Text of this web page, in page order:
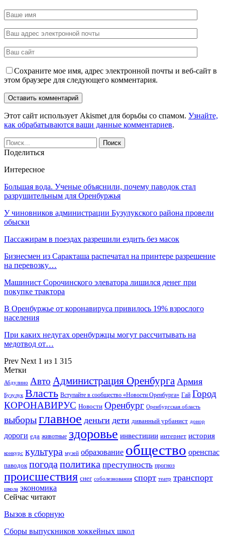
Сохраните мое имя, адрес электронной почты и веб-сайт в
этом браузере для следующего комментария.
Этот сайт использует Akismet для борьбы со спамом. Узнайте,
как обрабатываются ваши данные комментариев.
Поделиться
Интересное
Большая вода. Ученые объяснили, почему паводок стал
разрушительным для Оренбуржья
У чиновников администрации Бузулукского района провели
обыски
Пассажирам в поездах разрешили ездить без масок
Бизнесмен из Саракташа распечатал на принтере разрешение
на перевозку…
Машинист Сорочинского элеватора лишился денег при
покупке трактора
В Оренбуржье от коронавируса привилось 19% взрослого
населения
При каких недугах оренбуржцы могут рассчитывать на
медотвод от…
Prev Next 1 из 1 315
Метки
Абдулино Авто Администрация Оренбурга Армия
Бузулук Власть Вступайте в сообщество «Новости Оренбурга» Гай Город
КОРОНАВИРУС Новости Оренбург Оренбургская область
выборыглавное деньги дети диванный урбанист донор
дороги еда животные здоровье инвестиции интернет история
конкурс культура музей образование общество оренспас
паводок погода политика преступность прогноз
происшествия снег соболезнования спорт театр транспорт
школа экономика
Сейчас читают
Вызов в сборную
Сборы выпускников хоккейных школ